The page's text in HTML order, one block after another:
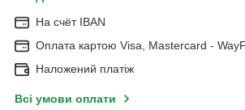
На cчёт IBAN
Оплата картою Visa, Mastercard -
Наложений платіж
Всі умови оплати